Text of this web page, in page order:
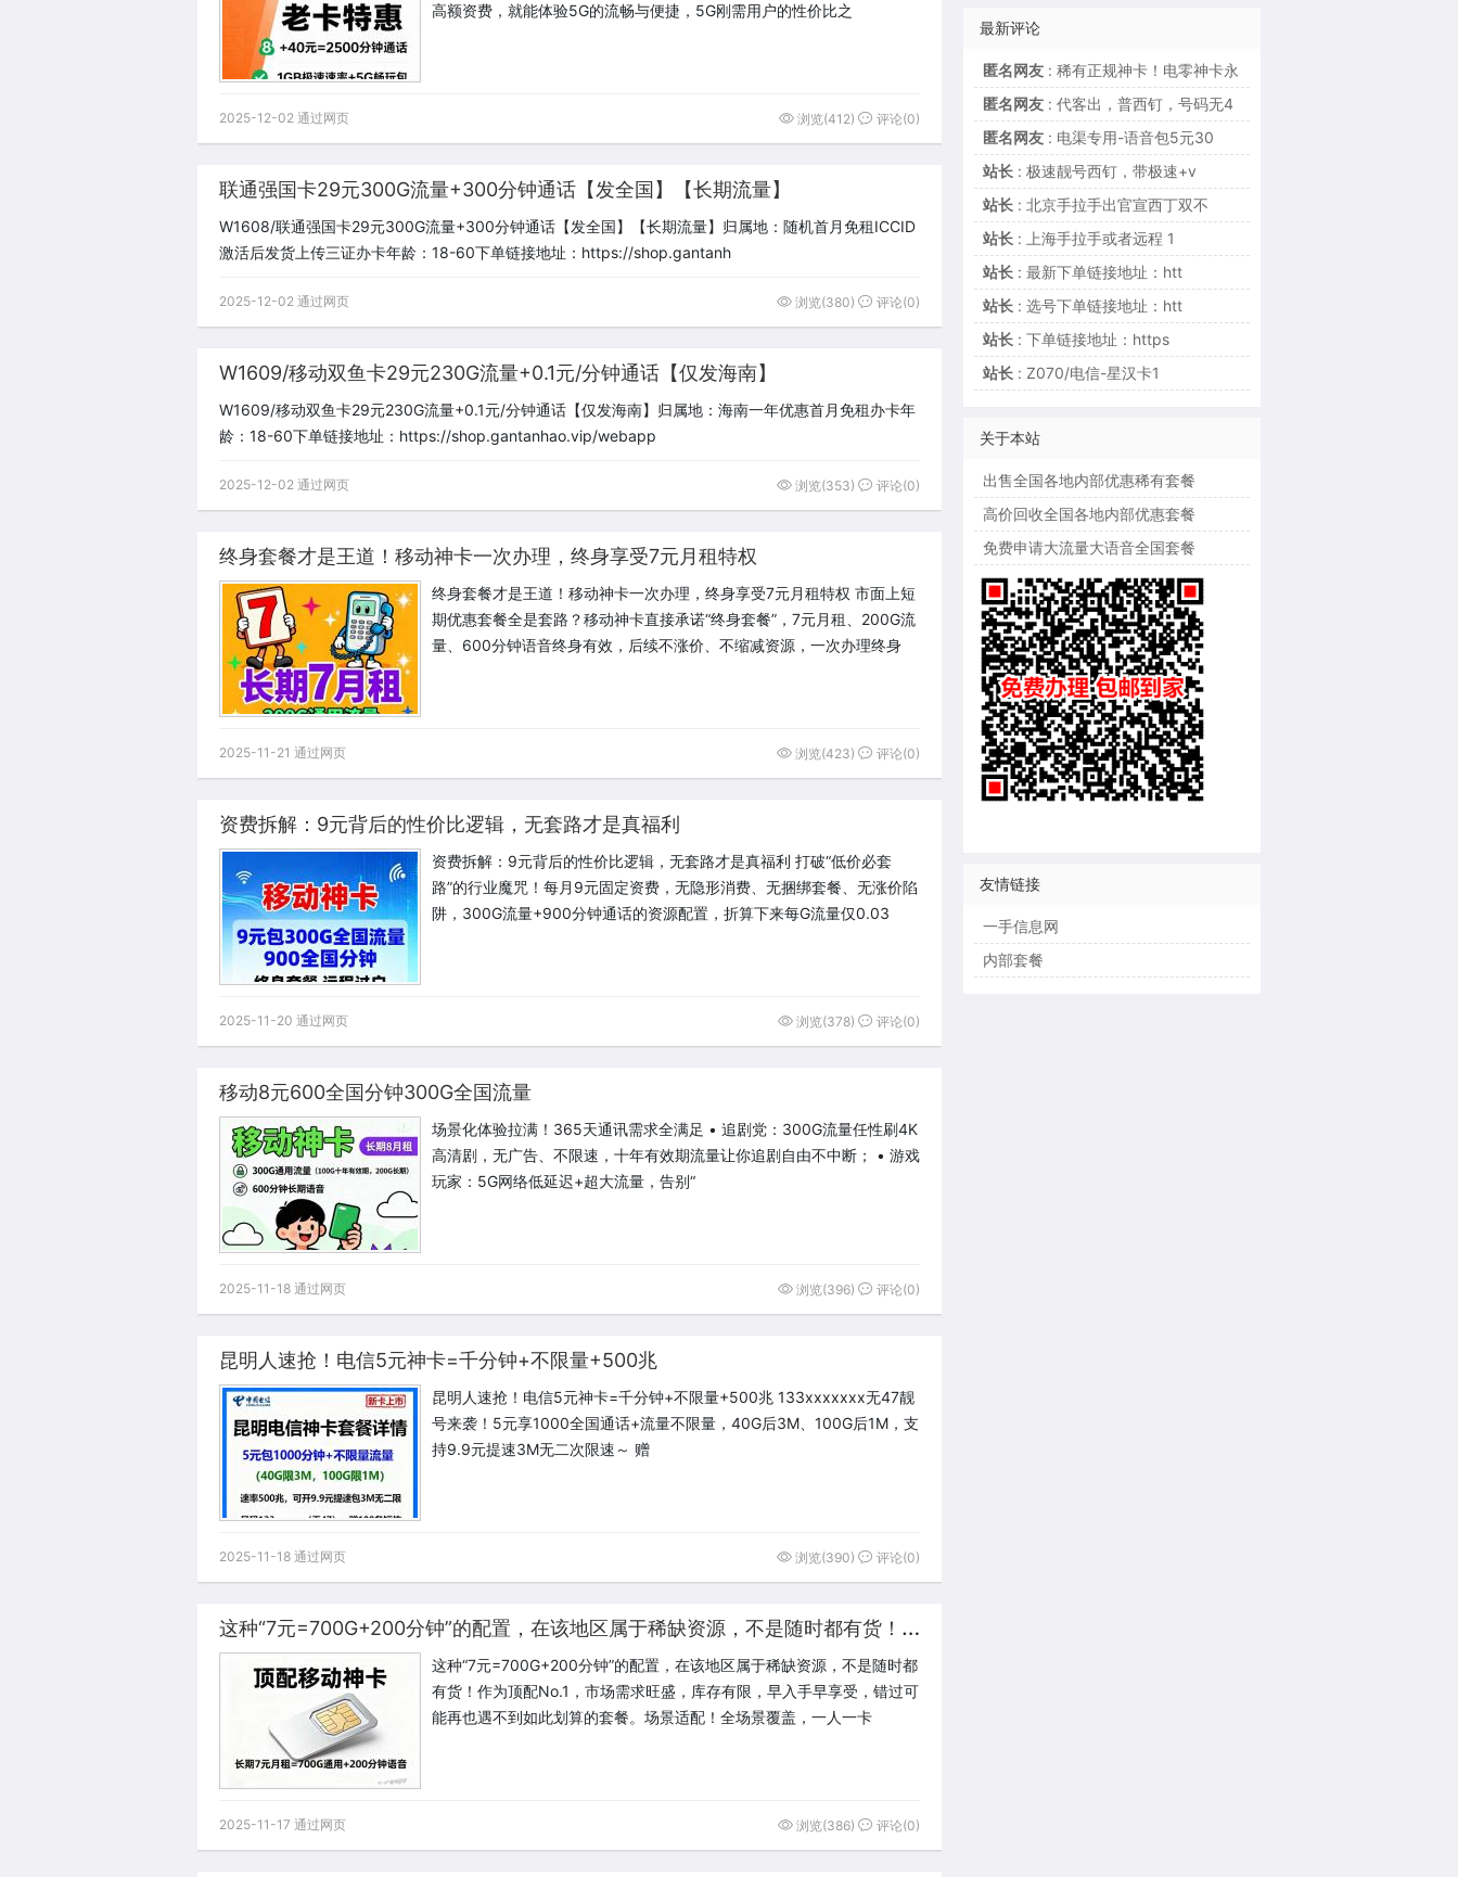
高额资费，就能体验5G的流畅与便捷，5G刚需用户的性价比之
2025-12-02 通过网页 浏览(412) 评论(0)
联通强国卡29元300G流量+300分钟通话【发全国】【长期流量】
W1608/联通强国卡29元300G流量+300分钟通话【发全国】【长期流量】归属地：随机首月免租ICCID
激活后发货上传三证办卡年龄：18-60下单链接地址：https://shop.gantanh
2025-12-02 通过网页 浏览(380) 评论(0)
W1609/移动双鱼卡29元230G流量+0.1元/分钟通话【仅发海南】
W1609/移动双鱼卡29元230G流量+0.1元/分钟通话【仅发海南】归属地：海南一年优惠首月免租办卡年
龄：18-60下单链接地址：https://shop.gantanhao.vip/webapp
2025-12-02 通过网页 浏览(353) 评论(0)
终身套餐才是王道！移动神卡一次办理，终身享受7元月租特权
终身套餐才是王道！移动神卡一次办理，终身享受7元月租特权 市面上短
期优惠套餐全是套路？移动神卡直接承诺“终身套餐”，7元月租、200G流
量、600分钟语音终身有效，后续不涨价、不缩减资源，一次办理终身
2025-11-21 通过网页 浏览(423) 评论(0)
资费拆解：9元背后的性价比逻辑，无套路才是真福利
资费拆解：9元背后的性价比逻辑，无套路才是真福利 打破“低价必套
路”的行业魔咒！每月9元固定资费，无隐形消费、无捆绑套餐、无涨价陷
阱，300G流量+900分钟通话的资源配置，折算下来每G流量仅0.03
2025-11-20 通过网页 浏览(378) 评论(0)
移动8元600全国分钟300G全国流量
场景化体验拉满！365天通讯需求全满足 • 追剧党：300G流量任性刷4K
高清剧，无广告、不限速，十年有效期流量让你追剧自由不中断； • 游戏
玩家：5G网络低延迟+超大流量，告别“
2025-11-18 通过网页 浏览(396) 评论(0)
昆明人速抢！电信5元神卡=千分钟+不限量+500兆
昆明人速抢！电信5元神卡=千分钟+不限量+500兆 133xxxxxxx无47靓
号来袭！5元享1000全国通话+流量不限量，40G后3M、100G后1M，支
持9.9元提速3M无二次限速～ 赠
2025-11-18 通过网页 浏览(390) 评论(0)
这
种“7元=700G+200分钟”的配置，在该地区属于稀缺资源，不是随时都有货！作为顶配No.1
这种“7元=700G+200分钟”的配置，在该地区属于稀缺资源，不是随时都
有货！作为顶配No.1，市场需求旺盛，库存有限，早入手早享受，错过可
能再也遇不到如此划算的套餐。场景适配！全场景覆盖，一人一卡
2025-11-17 通过网页 浏览(386) 评论(0)
最新评论
匿名网友: 稀有正规神卡！电零神卡永
匿名网友: 代客出，普西钉，号码无4
匿名网友: 电渠专用-语音包5元30
站长: 极速靓号西钉，带极速+v
站长: 北京手拉手出官宣西丁双不
站长: 上海手拉手或者远程 1
站长: 最新下单链接地址：htt
站长: 选号下单链接地址：htt
站长: 下单链接地址：https
站长: Z070/电信-星汉卡1
关于本站
出售全国各地内部优惠稀有套餐
高价回收全国各地内部优惠套餐
免费申请大流量大语音全国套餐
友情链接
一手信息网
内部套餐